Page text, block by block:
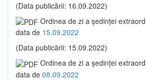
(Data publicării: 16.09.2022)
Ordinea de zi a şedinţei
data de 15.09.2022
(Data publicării: 15.09.2022)
Ordinea de zi a şedinţei
data de 08.09.2022